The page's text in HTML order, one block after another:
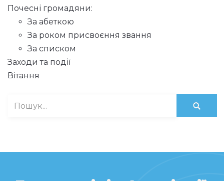
Почесні громадяни:
За абеткою
За роком присвоєння звання
За списком
Заходи та події
Вітання